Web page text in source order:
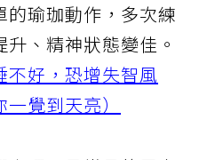
瑜珈動作，多次練
、精神狀態變佳。
不好，恐增失智風
覺到天亮）